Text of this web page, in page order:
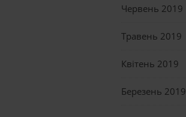
Червень 2019
Травень 2019
Квітень 2019
Березень 2019